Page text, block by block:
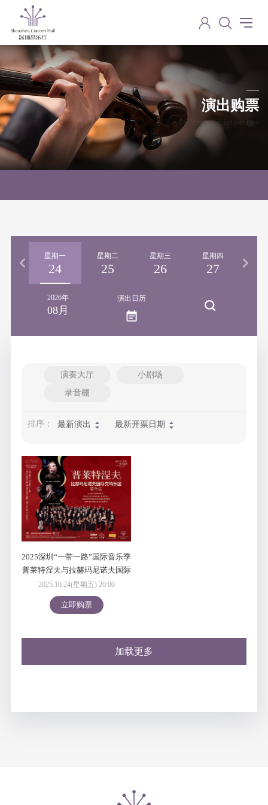
演出购票
Performance ticket purchase
星期一
24
星期二
25
星期三
26
星期四
27
2026年
08月
演出日历
演奏大厅
小剧场
录音棚
排序： 最新演出 最新开票日期
2025深圳“一带一路”国际音乐季
普莱特涅夫与拉赫玛尼诺夫国际
交响乐团音乐会
2025.10.24(星期五) 20:00
立即购票
加载更多